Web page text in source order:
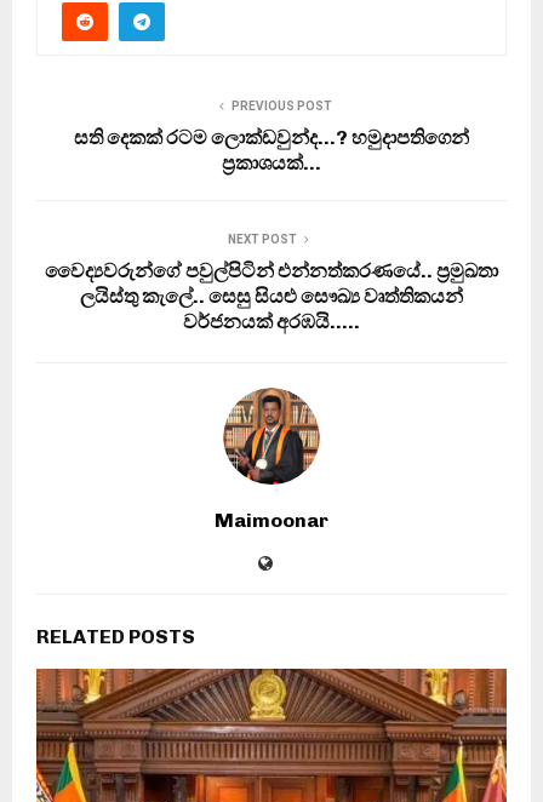
PREVIOUS POST
සති දෙකක් රටම ලොක්ඩවුන්ද…? හමුදාපතිගෙන්
ප‍්‍රකාශයක්…
NEXT POST
වෛද්‍යවරුන්ගේ පවුල්පිටින් එන්නත්කරණයේ.. ප‍්‍රමුඛතා
ලයිස්තු කැලේ.. සෙසු සියළු සෞඛ්‍ය වෘත්තිකයන්
වර්ජනයක් අරඹයි…..
Maimoonar
RELATED POSTS